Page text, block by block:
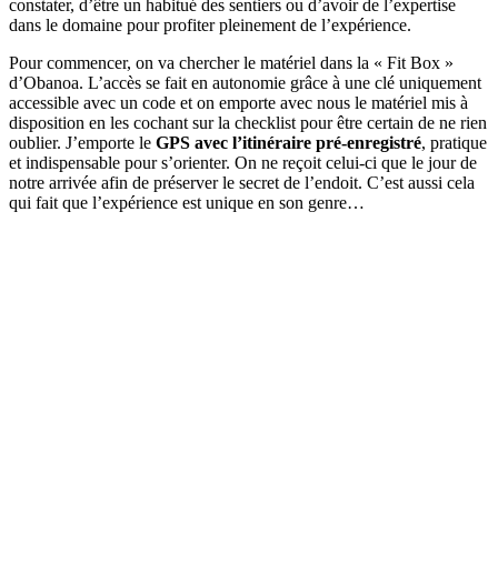
constater, d’être un habitué des sentiers ou d’avoir de l’expertise
dans le domaine pour profiter pleinement de l’expérience.
Pour commencer, on va chercher le matériel dans la « Fit Box »
d’Obanoa. L’accès se fait en autonomie grâce à une clé uniquement
accessible avec un code et on emporte avec nous le matériel mis à
disposition en les cochant sur la checklist pour être certain de ne rien
oublier. J’emporte le GPS avec l’itinéraire pré-enregistré, pratique
et indispensable pour s’orienter. On ne reçoit celui-ci que le jour de
notre arrivée afin de préserver le secret de l’endoit. C’est aussi cela
qui fait que l’expérience est unique en son genre…